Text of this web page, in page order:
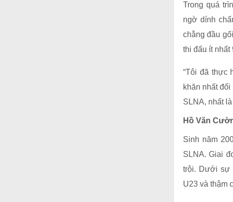
Trong quá
ngờ dính
chằng đầu
thi đấu ít nhất
“Tôi đã thực
khăn nhất
SLNA, nhất
Hồ Văn
Sinh năm
SLNA. Giai
trội. Dưới sự
U23 và thậm